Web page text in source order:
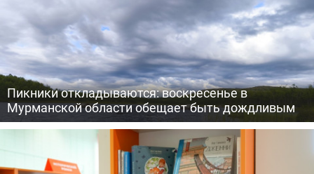
Пикники откладываются: воскресенье в
Мурманской области обещает быть дождливым